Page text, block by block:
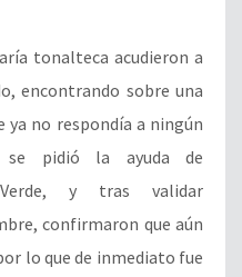
tonalteca acudieron a
encontrando sobre una
ya no respondía a ningún
se pidió la ayuda de
y tras validar
confirmaron que aún
lo que de inmediato fue